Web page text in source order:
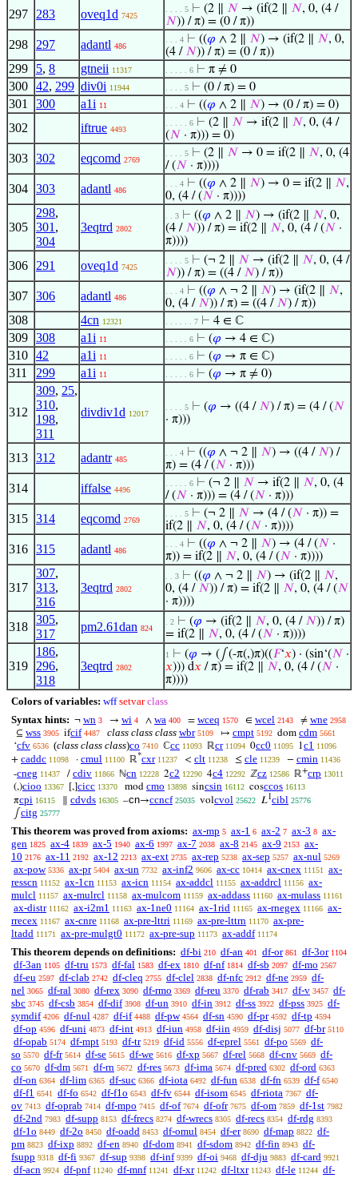
297 283 oveq1d 7425
. . . . 5 ⊢ (2 ∥ 𝑁 → (if(2 ∥ 𝑁, 0, (4 /
𝑁)) / π) = (0 / π))
298 297 adantl 486
. . . 4 ⊢ ((𝜑 ∧ 2 ∥ 𝑁) → (if(2 ∥ 𝑁, 0,
(4 / 𝑁)) / π) = (0 / π))
299 5, 8 gtneii 11317 . . . . . 6 ⊢ π ≠ 0
300 42, 299 div0i 11944 . . . . 5 ⊢ (0 / π) = 0
301 300 a1i 11 . . . 4 ⊢ ((𝜑 ∧ 2 ∥ 𝑁) → (0 / π) = 0)
302 iftrue 4493
. . . . . 6 ⊢ (2 ∥ 𝑁 → if(2 ∥ 𝑁, 0, (4 /
(𝑁 · π))) = 0)
303 302 eqcomd 2769
. . . . 5 ⊢ (2 ∥ 𝑁 → 0 = if(2 ∥ 𝑁, 0, (4
/ (𝑁 · π))))
304 303 adantl 486
. . . 4 ⊢ ((𝜑 ∧ 2 ∥ 𝑁) → 0 = if(2 ∥ 𝑁,
0, (4 / (𝑁 · π))))
305
298,
301 ,
304
3eqtrd 2802
. . 3 ⊢ ((𝜑 ∧ 2 ∥ 𝑁) → (if(2 ∥ 𝑁, 0,
(4 / 𝑁)) / π) = if(2 ∥ 𝑁, 0, (4 / (𝑁 ·
π))))
306 291 oveq1d 7425
. . . . 5 ⊢ (¬ 2 ∥ 𝑁 → (if(2 ∥ 𝑁, 0, (4 /
𝑁)) / π) = ((4 / 𝑁) / π))
307 306 adantl 486
. . . 4 ⊢ ((𝜑 ∧ ¬ 2 ∥ 𝑁) → (if(2 ∥ 𝑁,
0, (4 / 𝑁)) / π) = ((4 / 𝑁) / π))
308 4cn 12321 . . . . . . 7 ⊢ 4 ∈ ℂ
309 308 a1i 11 . . . . . 6 ⊢ (𝜑 → 4 ∈ ℂ)
310 42 a1i 11 . . . . . 6 ⊢ (𝜑 → π ∈ ℂ)
311 299 a1i 11 . . . . . 6 ⊢ (𝜑 → π ≠ 0)
312
309, 25,
310,
198,
311
divdiv1d 12017
. . . . 5 ⊢ (𝜑 → ((4 / 𝑁) / π) = (4 / (𝑁
· π)))
313 312 adantr 485
. . . 4 ⊢ ((𝜑 ∧ ¬ 2 ∥ 𝑁) → ((4 / 𝑁) /
π) = (4 / (𝑁 · π)))
314 iffalse 4496
. . . . . 6 ⊢ (¬ 2 ∥ 𝑁 → if(2 ∥ 𝑁, 0, (4
/ (𝑁 · π))) = (4 / (𝑁 · π)))
315 314 eqcomd 2769
. . . . 5 ⊢ (¬ 2 ∥ 𝑁 → (4 / (𝑁 · π)) =
if(2 ∥ 𝑁, 0, (4 / (𝑁 · π))))
316 315 adantl 486
. . . 4 ⊢ ((𝜑 ∧ ¬ 2 ∥ 𝑁) → (4 / (𝑁 ·
π)) = if(2 ∥ 𝑁, 0, (4 / (𝑁 · π))))
317
307,
313,
316
3eqtrd 2802
. . 3 ⊢ ((𝜑 ∧ ¬ 2 ∥ 𝑁) → (if(2 ∥ 𝑁,
0, (4 / 𝑁)) / π) = if(2 ∥ 𝑁, 0, (4 / (𝑁
· π))))
318
305,
317
pm2.61dan 824
. 2 ⊢ (𝜑 → (if(2 ∥ 𝑁, 0, (4 / 𝑁)) / π)
= if(2 ∥ 𝑁, 0, (4 / (𝑁 · π))))
319
186,
296,
318
3eqtrd 2802
1 ⊢ (𝜑 → (∫(-π(,)π)((𝐹‘𝑥) · (sin‘(𝑁 ·
𝑥))) d𝑥 / π) = if(2 ∥ 𝑁, 0, (4 / (𝑁 ·
π))))
Colors of variables: wff setvar class
Syntax hints: ¬ wn 3 → wi 4 ∧ wa 400 = wceq 1570 ∈ wcel 2143 ≠ wne 2958
⊆ wss 3905 ifcif 4487 class class class wbr 5109 ↦ cmpt 5192 dom cdm 5661
‘cfv 6536 (class class class)co 7410 ℂcc 11093 ℝcr 11094 0cc0 11095 1c1 11096
+ caddc 11098 · cmul 11100 ℝ*cxr 11237 < clt 11238 ≤ cle 11239 − cmin 11436
-cneg 11437 / cdiv 11866 ℕcn 12228 2c2 12290 4c4 12292 ℤcz 12586 ℝ+crp 13011
(,)cioo 13367 [,]cicc 13370 mod cmo 13898 sincsin 16112 cosccos 16113
πcpi 16115 cdvds 16305 –cn→ccncf 25035 volcvol 25622 𝐿1cibl 25776
∫ citg 25777
This theorem was proved from axioms: ax-mp 5 ax-1 6 ax-2 7 ax-3 8 ax-
gen 1825 ax-4 1839 ax-5 1940 ax-6 1997 ax-7 2038 ax-8 2145 ax-9 2153 ax-
10 2176 ax-11 2192 ax-12 2213 ax-ext 2735 ax-rep 5238 ax-sep 5257 ax-nul 5269
ax-pow 5336 ax-pr 5404 ax-un 7732 ax-inf2 9606 ax-cc 10414 ax-cnex 11151
ax-
resscn 11152 ax-1cn 11153 ax-icn 11154 ax-addcl 11155 ax-addrcl 11156 ax-
mulcl 11157 ax-mulrcl 11158 ax-mulcom 11159 ax-addass 11160 ax-mulass 11161
ax-distr 11162 ax-i2m1 11163 ax-1ne0 11164 ax-1rid 11165 ax-rnegex 11166 ax-
rrecex 11167 ax-cnre 11168 ax-pre-lttri 11169 ax-pre-lttrn 11170 ax-pre-
ltadd 11171 ax-pre-mulgt0 11172 ax-pre-sup 11173 ax-addf 11174
This theorem depends on definitions: df-bi 210 df-an 401 df-or 861 df-3or 1104
df-3an 1105 df-tru 1573 df-fal 1583 df-ex 1810 df-nf 1814 df-sb 2097 df-mo 2567
df-eu 2597 df-clab 2742 df-cleq 2755 df-clel 2838 df-nfc 2912 df-ne 2959 df-
nel 3065 df-ral 3080 df-rex 3090 df-rmo 3369 df-reu 3370 df-rab 3417 df-v 3457 df-
sbc 3745 df-csb 3854 df-dif 3908 df-un 3910 df-in 3912 df-ss 3922 df-pss 3925 df-
symdif 4206 df-nul 4287 df-if 4488 df-pw 4564 df-sn 4590 df-pr 4592 df-tp 4594
df-op 4596 df-uni 4873 df-int 4913 df-iun 4958 df-iin 4959 df-disj 5077 df-br 5110
df-opab 5174 df-mpt 5193 df-tr 5219 df-id 5556 df-eprel 5561 df-po 5569 df-
so 5570 df-fr 5614 df-se 5615 df-we 5616 df-xp 5667 df-rel 5668 df-cnv 5669 df-
co 5670 df-dm 5671 df-rn 5672 df-res 5673 df-ima 5674 df-pred 6302 df-ord 6363
df-on 6364 df-lim 6365 df-suc 6366 df-iota 6492 df-fun 6538 df-fn 6539 df-f 6540
df-f1 6541 df-fo 6542 df-f1o 6543 df-fv 6544 df-isom 6545 df-riota 7367 df-
ov 7413 df-oprab 7414 df-mpo 7415 df-of 7674 df-ofr 7675 df-om 7859 df-1st 7982
df-2nd 7983 df-supp 8153 df-frecs 8274 df-wrecs 8305 df-recs 8354 df-rdg 8393
df-1o 8449 df-2o 8450 df-oadd 8453 df-omul 8454 df-er 8690 df-map 8822 df-
pm 8823 df-ixp 8892 df-en 8940 df-dom 8941 df-sdom 8942 df-fin 8943 df-
fsupp 9318 df-fi 9367 df-sup 9398 df-inf 9399 df-oi 9468 df-dju 9883 df-card 9921
df-acn 9924 df-pnf 11240 df-mnf 11241 df-xr 11242 df-ltxr 11243 df-le 11244 df-